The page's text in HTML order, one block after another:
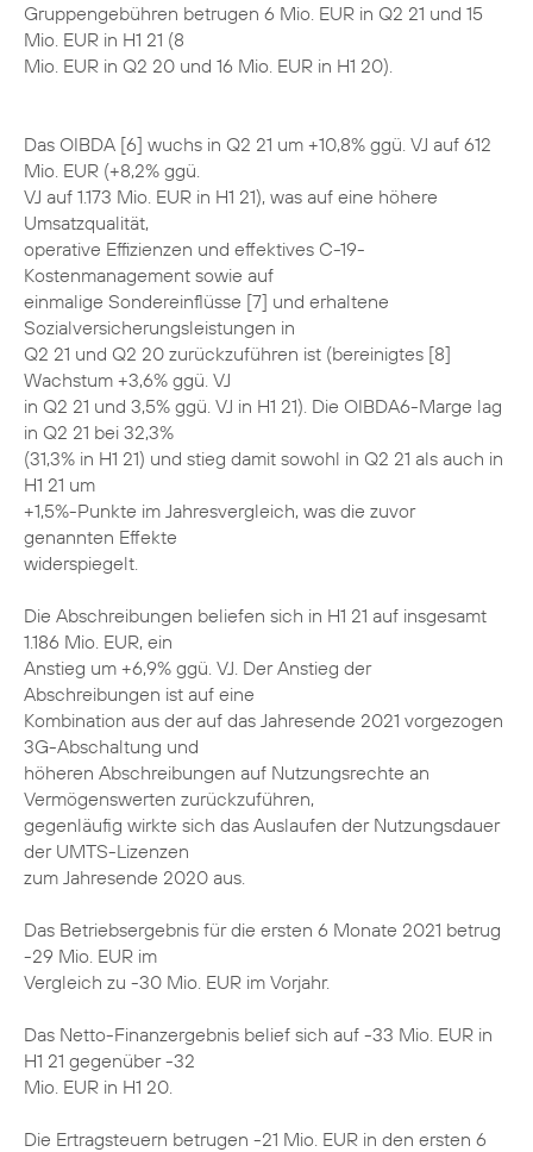
Gruppengebühren betrugen 6 Mio. EUR in Q2 21 und 15
Mio. EUR in H1 21 (8
Mio. EUR in Q2 20 und 16 Mio. EUR in H1 20).
Das OIBDA [6] wuchs in Q2 21 um +10,8% ggü. VJ auf 612
Mio. EUR (+8,2% ggü.
VJ auf 1.173 Mio. EUR in H1 21), was auf eine höhere
Umsatzqualität,
operative Effizienzen und effektives C-19-
Kostenmanagement sowie auf
einmalige Sondereinflüsse [7] und erhaltene
Sozialversicherungsleistungen in
Q2 21 und Q2 20 zurückzuführen ist (bereinigtes [8]
Wachstum +3,6% ggü. VJ
in Q2 21 und 3,5% ggü. VJ in H1 21). Die OIBDA6-Marge lag
in Q2 21 bei 32,3%
(31,3% in H1 21) und stieg damit sowohl in Q2 21 als auch in
H1 21 um
+1,5%-Punkte im Jahresvergleich, was die zuvor
genannten Effekte
widerspiegelt.
Die Abschreibungen beliefen sich in H1 21 auf insgesamt
1.186 Mio. EUR, ein
Anstieg um +6,9% ggü. VJ. Der Anstieg der
Abschreibungen ist auf eine
Kombination aus der auf das Jahresende 2021 vorgezogen
3G-Abschaltung und
höheren Abschreibungen auf Nutzungsrechte an
Vermögenswerten zurückzuführen,
gegenläufig wirkte sich das Auslaufen der Nutzungsdauer
der UMTS-Lizenzen
zum Jahresende 2020 aus.
Das Betriebsergebnis für die ersten 6 Monate 2021 betrug
-29 Mio. EUR im
Vergleich zu -30 Mio. EUR im Vorjahr.
Das Netto-Finanzergebnis belief sich auf -33 Mio. EUR in
H1 21 gegenüber -32
Mio. EUR in H1 20.
Die Ertragsteuern betrugen -21 Mio. EUR in den ersten 6